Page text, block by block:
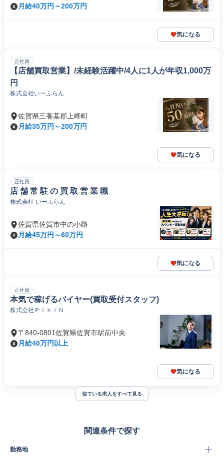
月給40万円～200万円
気になる
正社員
【店舗買取営業】/未経験活躍中/4人に1人が年収1,000万
円
株式会社いーふらん
佐賀県三養基郡上峰町
月給35万円～200万円
気になる
正社員
店 舗 常 駐 の 買 取 営 業 職
株式会社 いーふらん
佐賀県佐賀市中の小路
月給45万円～60万円
気になる
正社員
本気で稼げるバイヤー(買取受付スタッフ)
株式会社ＰｉｎｉＮ
〒840-0801佐賀県佐賀市駅前中央
月給40万円以上
気になる
似ている求人をすべて見る
関連条件で探す
勤務地